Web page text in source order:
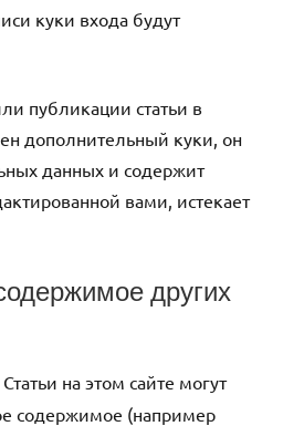
куки входа будут
публикации статьи в
дополнительный куки, он
данных и содержит
вами, истекает
других
Статьи на этом сайте могут
содержимое (например